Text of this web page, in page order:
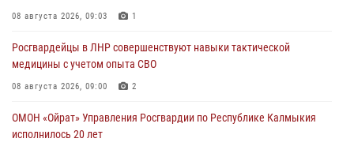
08 августа 2026, 09:03 1
Росгвардейцы в ЛНР совершенствуют навыки тактической
медицины с учетом опыта СВО
08 августа 2026, 09:00 2
ОМОН «Ойрат» Управления Росгвардии по Республике Калмыкия
исполнилось 20 лет